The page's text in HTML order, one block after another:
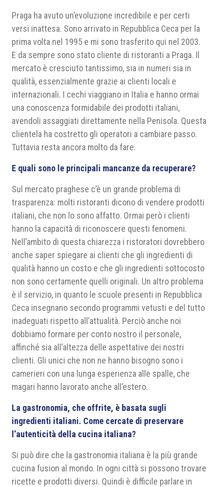
Praga ha avuto un’evoluzione incredibile e per certi
versi inattesa. Sono arrivato in Repubblica Ceca per la
prima volta nel 1995 e mi sono trasferito qui nel 2003.
E da sempre sono stato cliente di ristoranti a Praga. Il
mercato è cresciuto tantissimo, sia in numeri sia in
qualità, essenzialmente grazie ai clienti locali e
internazionali. I cechi viaggiano in Italia e hanno ormai
una conoscenza formidabile dei prodotti italiani,
avendoli assaggiati direttamente nella Penisola. Questa
clientela ha costretto gli operatori a cambiare passo.
Tuttavia resta ancora molto da fare.
E quali sono le principali mancanze da recuperare?
Sul mercato praghese c’è un grande problema di
trasparenza: molti ristoranti dicono di vendere prodotti
italiani, che non lo sono affatto. Ormai però i clienti
hanno la capacità di riconoscere questi fenomeni.
Nell’ambito di questa chiarezza i ristoratori dovrebbero
anche saper spiegare ai clienti che gli ingredienti di
qualità hanno un costo e che gli ingredienti sottocosto
non sono certamente quelli originali. Un altro problema
è il servizio, in quanto le scuole presenti in Repubblica
Ceca insegnano secondo programmi vetusti e del tutto
inadeguati rispetto all’attualità. Perciò anche noi
dobbiamo formare per conto nostro il personale,
affinché sia all’altezza delle aspettative dei nostri
clienti. Gli unici che non ne hanno bisogno sono i
camerieri con una lunga esperienza alle spalle, che
magari hanno lavorato anche all’estero.
La gastronomia, che offrite, è basata sugli
ingredienti italiani. Come cercate di preservare
l’autenticità della cucina italiana?
Si può dire che la gastronomia italiana è la più grande
cucina fusion al mondo. In ogni città si possono trovare
ricette e prodotti diversi. Quindi è difficile parlare in